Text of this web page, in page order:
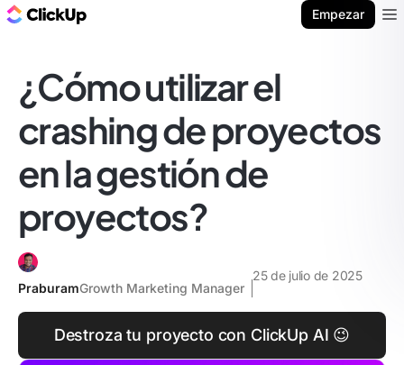
Empezar
¿Cómo utilizar el
crashing de proyectos
en la gestión de
proyectos?
PraburamGrowth Marketing Manager
25 de julio de 2025
Destroza tu proyecto con ClickUp AI 😉